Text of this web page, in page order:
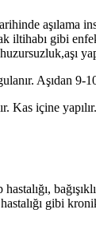
aşılama
gibi
Aşıdan
içine
gibi